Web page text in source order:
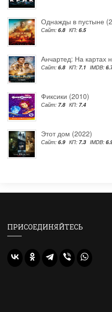
Однажды в пустыне
Сайт: 6.8 КП: 6.5
Анчартед: На картах
Сайт: 6.8 КП: 7.1 IMDB:
Фиксики (2010)
Сайт: 7.8 КП: 7.4
Этот дом (2022)
Сайт: 6.9 КП: 7.3 IMDB:
ПРИСОЕДИНЯЙТЕСЬ